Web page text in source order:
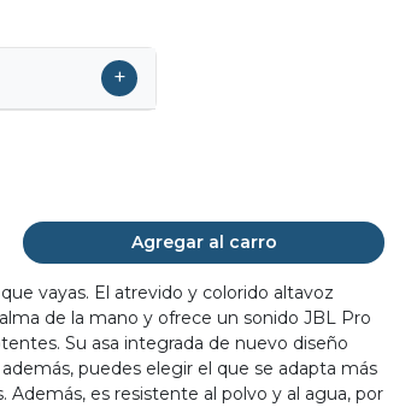
+
Agregar al carro
vayas. El atrevido y colorido altavoz
de la mano y ofrece un sonido JBL Pro
Su asa integrada de nuevo diseño
puedes elegir el que se adapta más
es resistente al polvo y al agua, por